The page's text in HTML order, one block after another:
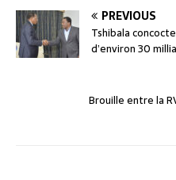
PREVIOUS
Tshibala
d’environ 30
Brouille entre la